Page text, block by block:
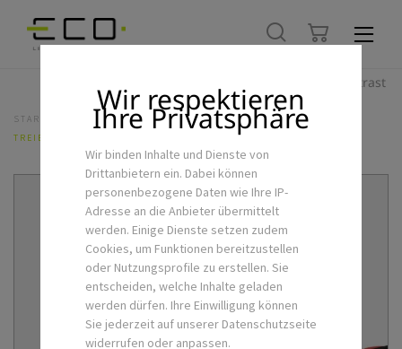
Hoher Kontrast
STARTSEITE LED-FLEXSTRIPS & ZUBEHÖR
NETZTEILE
TREIBER MW LPV 20W 24V
Wir respektieren
Ihre Privatsphäre
Wir binden Inhalte und Dienste von
Drittanbietern ein. Dabei können
personenbezogene Daten wie Ihre IP-
Adresse an die Anbieter übermittelt
werden. Einige Dienste setzen zudem
Cookies, um Funktionen bereitzustellen
oder Nutzungsprofile zu erstellen. Sie
entscheiden, welche Inhalte geladen
werden dürfen. Ihre Einwilligung können
Sie jederzeit auf unserer Datenschutzseite
widerrufen oder anpassen.